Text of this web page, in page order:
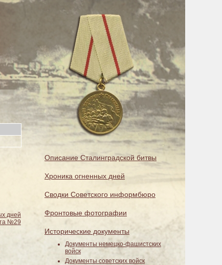
дней
№29
Описание Сталинградской битвы
Хроника огненных дней
Сводки Советского информбюро
Фронтовые фотографии
Исторические документы
Документы немецко-фашистских
войск
Документы советских войск